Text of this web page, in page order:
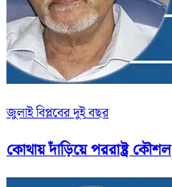
জুলাই বিপ্লবের দুই বছর
কোথায় দাঁড়িয়ে পররাষ্ট্র কৌশল